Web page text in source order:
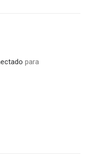
para